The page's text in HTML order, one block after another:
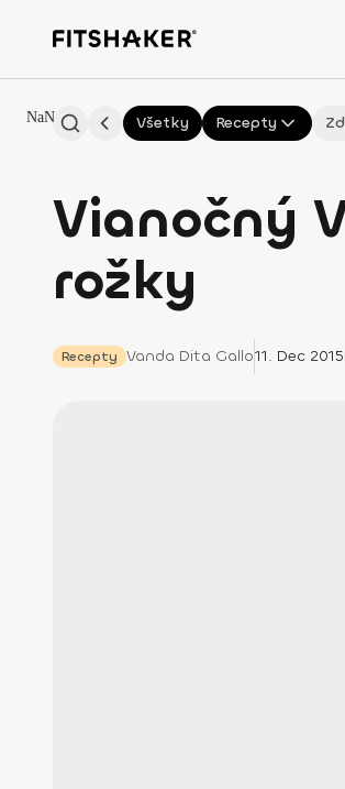
Všetky Recepty
Vianočný
rožky
Recepty Vanda Dita Gallo11. Dec 2015
NaN